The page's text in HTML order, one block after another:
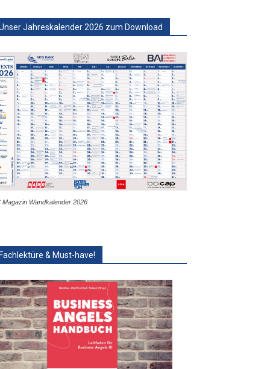
Jahreskalender 2026 zum Download
Magazin Wandkalender 2026
& Must-have!